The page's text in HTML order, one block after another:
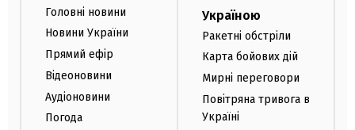
Головні новини
Новини України
Прямий ефір
Відеоновини
Аудіоновини
Погода
Україною
Ракетні обстріли
Карта бойових дій
Мирні переговори
Повітряна тривога в
Україні